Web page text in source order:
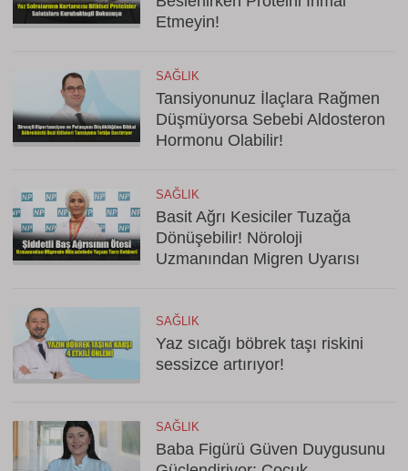
Etmeyin!
SAĞLIK
Tansiyonunuz İlaçlara Rağmen
Düşmüyorsa Sebebi Aldosteron
Hormonu Olabilir!
SAĞLIK
Basit Ağrı Kesiciler Tuzağa
Dönüşebilir! Nöroloji
Uzmanından Migren Uyarısı
SAĞLIK
Yaz sıcağı böbrek taşı riskini
sessizce artırıyor!
SAĞLIK
Baba Figürü Güven Duygusunu